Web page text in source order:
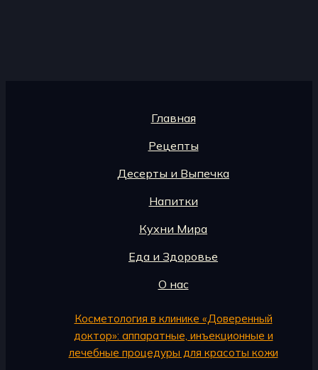
Главная
Рецепты
Десерты и Выпечка
Напитки
Кухни Мира
Еда и Здоровье
О нас
Косметология в клинике «Доверенный
доктор»: аппаратные, инъекционные и
лечебные процедуры для красоты кожи